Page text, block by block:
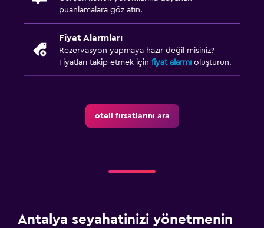
puanlamalara göz atın.
Fiyat Alarmları
Rezervasyon yapmaya hazır değil misiniz?
Fiyatları takip etmek için fiyat alarmı oluşturun.
oteli fırsatlarını ara
Antalya seyahatinizi yönetmenin